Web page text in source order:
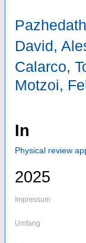
David,
Calarco,
Motzoi,
In
Physical review
2025
Impressum
Umfang